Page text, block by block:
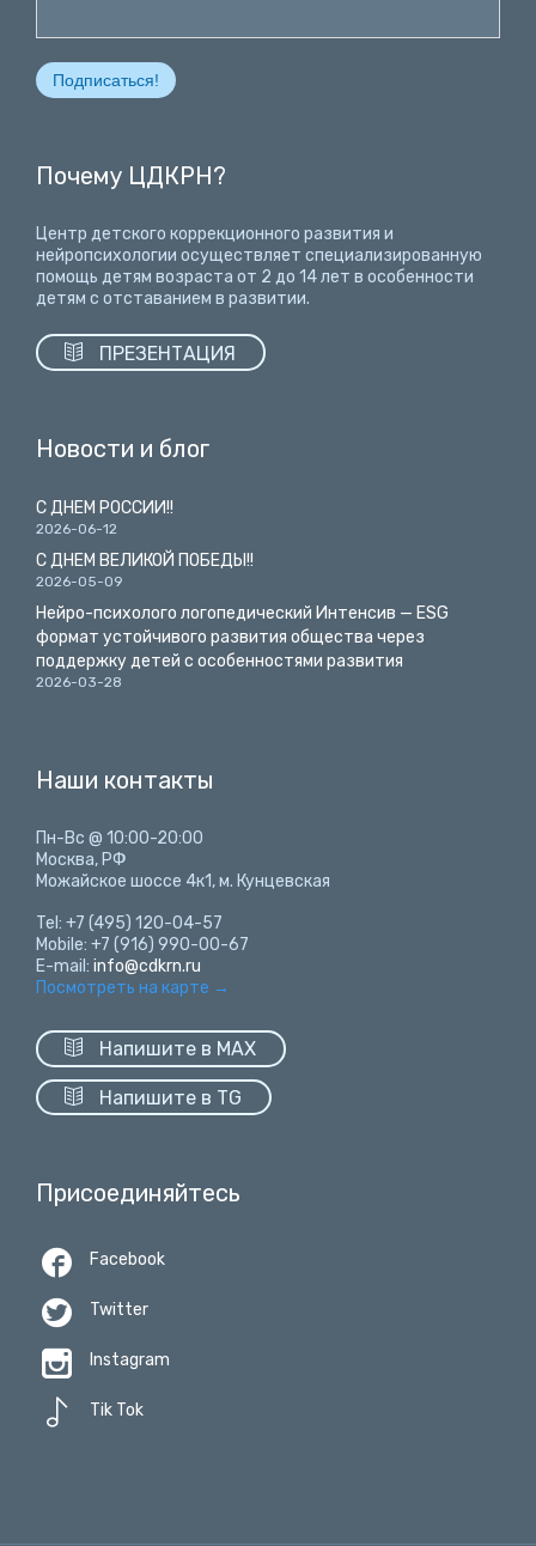
Почему ЦДКРН?
Центр детского коррекционного развития и
нейропсихологии осуществляет специализированную
помощь детям возраста от 2 до 14 лет в особенности
детям с отставанием в развитии.
 ПРЕЗЕНТАЦИЯ
Новости и блог
С ДНЕМ РОССИИ!!
2026-06-12
С ДНЕМ ВЕЛИКОЙ ПОБЕДЫ!!
2026-05-09
Нейро-психолого логопедический Интенсив — ESG
формат устойчивого развития общества через
поддержку детей с особенностями развития
2026-03-28
Наши контакты
Пн-Вс @ 10:00-20:00
Москва, РФ
Можайское шоссе 4к1, м. Кунцевская
Tel: +7 (495) 120-04-57
Mobile: +7 (916) 990-00-67
E-mail: info@cdkrn.ru
Посмотреть на карте →
 Напишите в MAX
 Напишите в TG
Присоединяйтесь
 Facebook
 Twitter
 Instagram
 Tik Tok